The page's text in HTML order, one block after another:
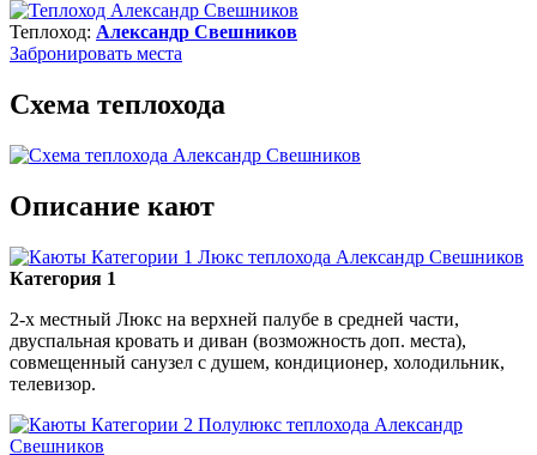
Теплоход: Александр Свешников
Забронировать места
Схема теплохода
Описание кают
Категория 1
2-х местный Люкс на верхней палубе в средней части,
двуспальная кровать и диван (возможность доп. места),
совмещенный санузел с душем, кондиционер, холодильник,
телевизор.